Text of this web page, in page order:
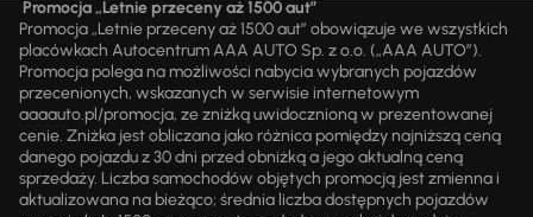
Promocja „Letnie przeceny aż 1500 aut”
Promocja „Letnie przeceny aż 1500 aut” obowiązuje we wszystkich
placówkach Autocentrum AAA AUTO Sp. z o.o. („AAA AUTO”).
Promocja polega na możliwości nabycia wybranych pojazdów
przecenionych, wskazanych w serwisie internetowym
aaaauto.pl/promocja, ze zniżką uwidocznioną w prezentowanej
cenie. Zniżka jest obliczana jako różnica pomiędzy najniższą ceną
danego pojazdu z 30 dni przed obniżką a jego aktualną ceną
sprzedaży. Liczba samochodów objętych promocją jest zmienna i
aktualizowana na bieżąco; średnia liczba dostępnych pojazdów